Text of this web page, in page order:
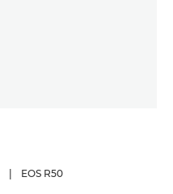
| EOS R50